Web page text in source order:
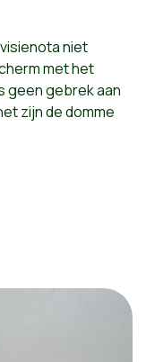
niet
met het
geen gebrek aan
zijn de domme